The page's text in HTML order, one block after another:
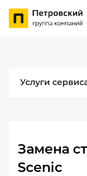
Услуги
Замена
Scenic